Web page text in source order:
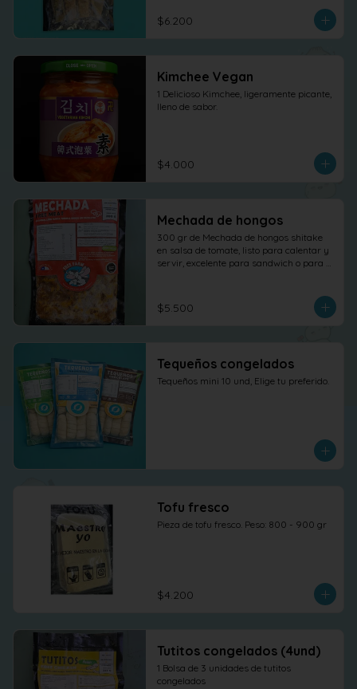
$6.200
Kimchee Vegan
1 Delicioso Kimchee, ligeramente picante,
lleno de sabor.
$4.000
Mechada de hongos
300 gr de Mechada de hongos shitake
en salsa de tomate, listo para calentar y
servir, excelente para sandwich o para
$5.500
Tequeños congelados
Tequeños mini 10 und, Elige tu preferido.
Tofu fresco
Pieza de tofu fresco. Peso: 800 - 900 gr
$4.200
Tutitos congelados (4und)
1 Bolsa de 3 unidades de tutitos
congelados